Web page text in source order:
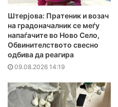
Штерјова: Пратеник и возач
на градоначалник се меѓу
напаѓачите во Ново Село,
Обвинителството свесно
одбива да реагира
09.08.2026 14:19